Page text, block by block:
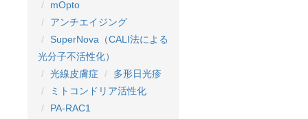
mOpto
アンチエイジング
SuperNova（CALI法による
光分子不活性化）
光線皮膚症
多形日光疹
ミトコンドリア活性化
PA-RAC1